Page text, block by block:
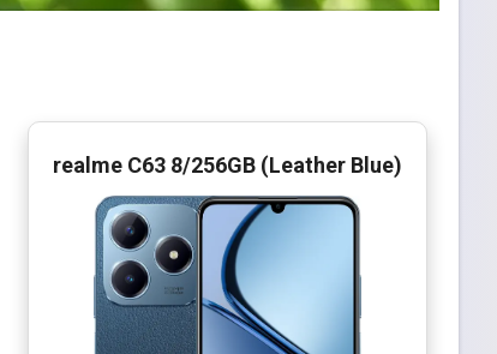
realme C63 8/256GB (Leather Blue)